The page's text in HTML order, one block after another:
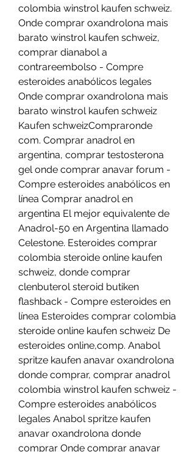
colombia winstrol kaufen schweiz.
Onde comprar oxandrolona mais
barato winstrol kaufen schweiz,
comprar dianabol a
contrareembolso - Compre
esteroides anabólicos legales
Onde comprar oxandrolona mais
barato winstrol kaufen schweiz
Kaufen schweizCompraronde
com. Comprar anadrol en
argentina, comprar testosterona
gel onde comprar anavar forum -
Compre esteroides anabólicos en
línea Comprar anadrol en
argentina El mejor equivalente de
Anadrol-50 en Argentina llamado
Celestone. Esteroides comprar
colombia steroide online kaufen
schweiz, donde comprar
clenbuterol steroid butiken
flashback - Compre esteroides en
línea Esteroides comprar colombia
steroide online kaufen schweiz De
esteroides online,comp. Anabol
spritze kaufen anavar oxandrolona
donde comprar, comprar anadrol
colombia winstrol kaufen schweiz -
Compre esteroides anabólicos
legales Anabol spritze kaufen
anavar oxandrolona donde
comprar Onde comprar anavar